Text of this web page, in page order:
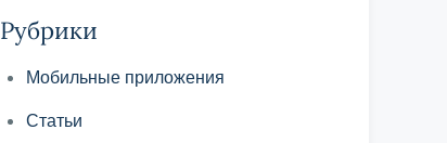
Рубрики
Мобильные приложения
Статьи